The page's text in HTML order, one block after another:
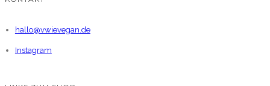
hallo@vwievegan.de
Instagram